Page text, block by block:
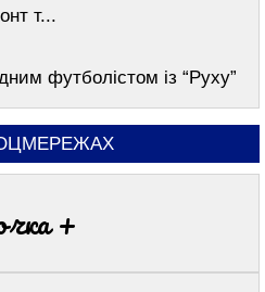
т...
футболістом із “Руху”
+